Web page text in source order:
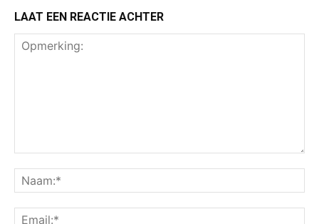
LAAT EEN REACTIE ACHTER